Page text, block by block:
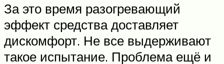
За это время разогревающий
эффект средства доставляет
дискомфорт. Не все выдерживают
такое испытание. Проблема ещё и